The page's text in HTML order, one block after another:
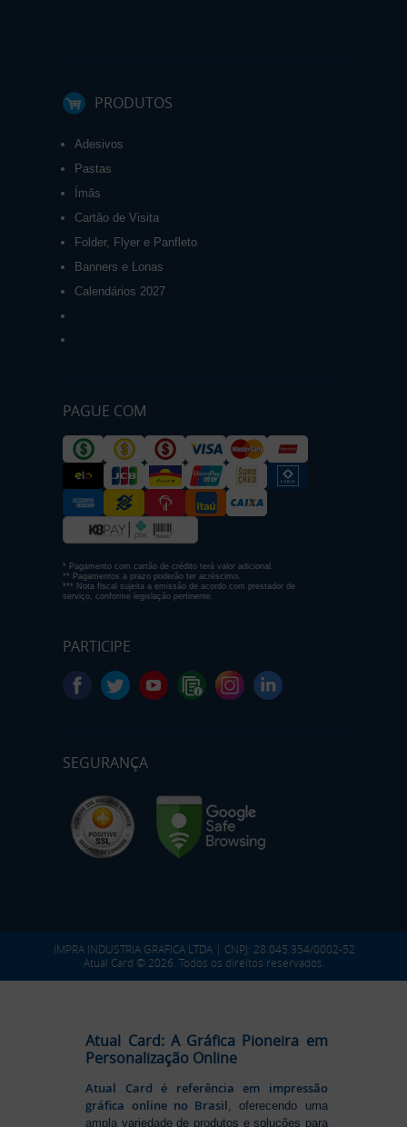
PRODUTOS
Adesivos
Pastas
Ímãs
Cartão de Visita
Folder, Flyer e Panfleto
Banners e Lonas
Calendários 2027
PAGUE COM
* Pagamento com cartão de crédito terá valor adicional.
** Pagamentos a prazo poderão ter acréscimo.
*** Nota fiscal sujeita a emissão de acordo com prestador de
serviço, conforme legislação pertinente.
PARTICIPE
SEGURANÇA
IMPRA INDUSTRIA GRAFICA LTDA | CNPJ: 28.045.354/0002-52
Atual Card © 2026. Todos os direitos reservados.
Atual Card: A Gráfica Pioneira em
Personalização Online
Atual Card é referência em impressão
gráfica online no Brasil, oferecendo uma
ampla variedade de produtos e soluções para